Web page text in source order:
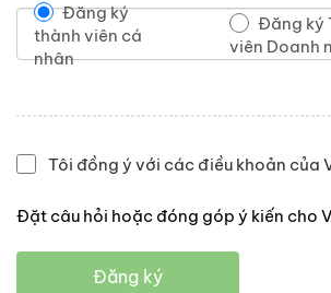
Đăng ký
thành viên cá
nhân
Đăng ký
viên Doanh
Tôi đồng ý với các điều khoản của
Đặt câu hỏi hoặc đóng góp ý kiến cho
Đăng ký